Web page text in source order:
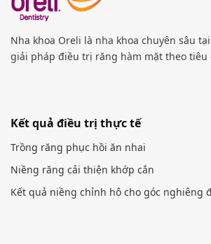
Nha khoa Oreli là nha khoa chuyên sâu
giải pháp điều trị răng hàm mặt theo tiêu
Kết quả điều trị thực tế
Trồng răng phục hồi ăn nhai
Niềng răng cải thiện khớp cắn
Kết quả niềng chỉnh hô cho góc nghiêng